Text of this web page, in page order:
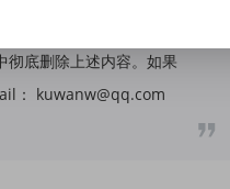
彻底删除上述内容。如果
： kuwanw@qq.com